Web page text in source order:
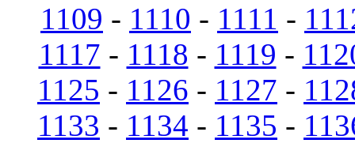
1109 - 1110 - 1111 -
1117 - 1118 - 1119 -
1125 - 1126 - 1127 -
1133 - 1134 - 1135 -